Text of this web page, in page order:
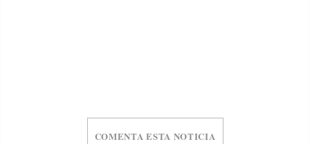
COMENTA ESTA NOTICIA